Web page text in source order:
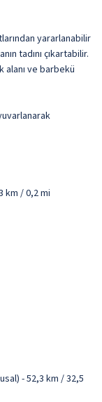
yararlanabilir
tadını çıkartabilir.
ve barbekü
km / 0,2 mi
- 52,3 km / 32,5